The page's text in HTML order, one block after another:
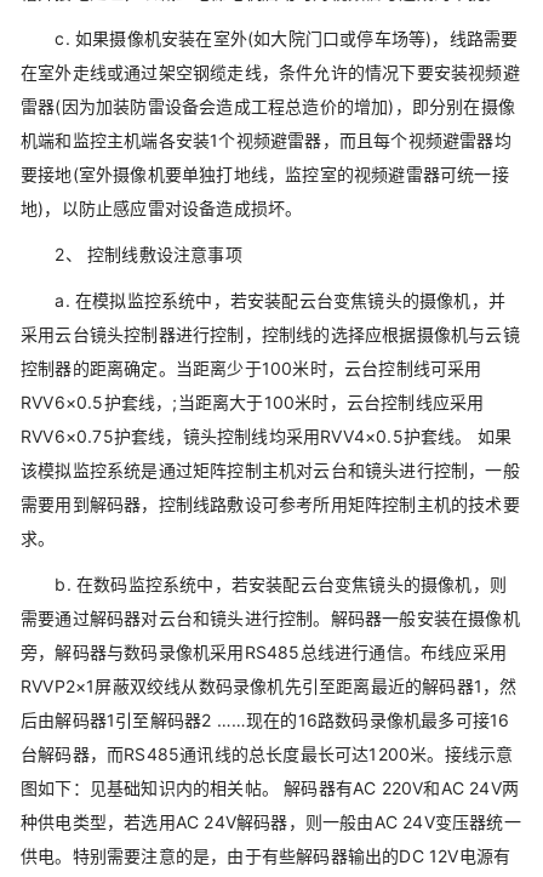
c. 如果摄像机安装在室外(如大院门口或停车场等)，线路需要
在室外走线或通过架空钢缆走线，条件允许的情况下要安装视频避
雷器(因为加装防雷设备会造成工程总造价的增加)，即分别在摄像
机端和监控主机端各安装1个视频避雷器，而且每个视频避雷器均
要接地(室外摄像机要单独打地线，监控室的视频避雷器可统一接
地)，以防止感应雷对设备造成损坏。
2、 控制线敷设注意事项
a. 在模拟监控系统中，若安装配云台变焦镜头的摄像机，并
采用云台镜头控制器进行控制，控制线的选择应根据摄像机与云镜
控制器的距离确定。当距离少于100米时，云台控制线可采用
RVV6×0.5护套线，;当距离大于100米时，云台控制线应采用
RVV6×0.75护套线，镜头控制线均采用RVV4×0.5护套线。 如果
该模拟监控系统是通过矩阵控制主机对云台和镜头进行控制，一般
需要用到解码器，控制线路敷设可参考所用矩阵控制主机的技术要
求。
b. 在数码监控系统中，若安装配云台变焦镜头的摄像机，则
需要通过解码器对云台和镜头进行控制。解码器一般安装在摄像机
旁，解码器与数码录像机采用RS485总线进行通信。布线应采用
RVVP2×1屏蔽双绞线从数码录像机先引至距离最近的解码器1，然
后由解码器1引至解码器2 ……现在的16路数码录像机最多可接16
台解码器，而RS485通讯线的总长度最长可达1200米。接线示意
图如下：见基础知识内的相关帖。 解码器有AC 220V和AC 24V两
种供电类型，若选用AC 24V解码器，则一般由AC 24V变压器统一
供电。特别需要注意的是，由于有些解码器输出的DC 12V电源有